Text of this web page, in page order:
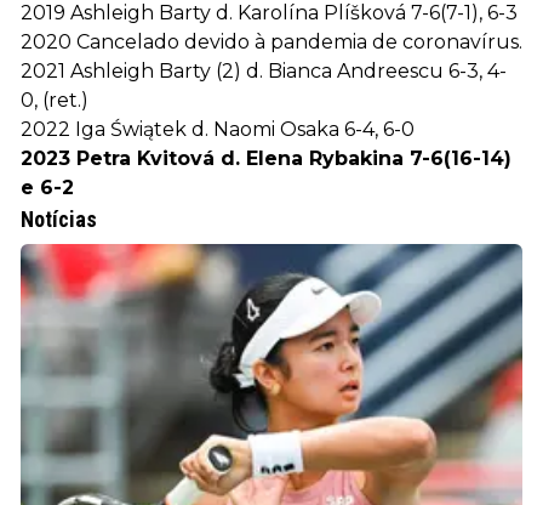
2019 Ashleigh Barty d. Karolína Plíšková 7-6(7-1), 6-3
2020 Cancelado devido à pandemia de coronavírus.
2021 Ashleigh Barty (2) d. Bianca Andreescu 6-3, 4-
0, (ret.)
2022 Iga Świątek d. Naomi Osaka 6-4, 6-0
2023 Petra Kvitová d. Elena Rybakina 7-6(16-14)
e 6-2
Notícias